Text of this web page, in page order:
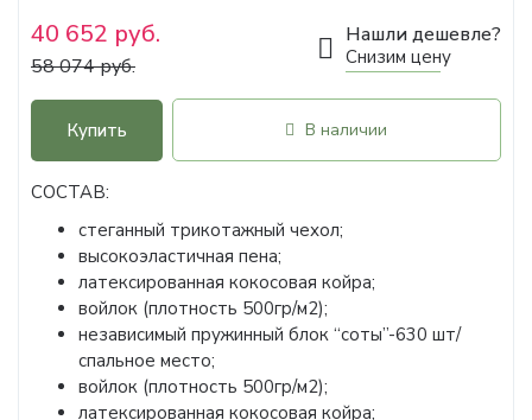
40 652 руб.
58 074 руб.
Нашли дешевле?
Снизим цену
Купить В наличии
СОСТАВ:
стеганный трикотажный чехол;
высокоэластичная пена;
латексированная кокосовая койра;
войлок (плотность 500гр/м2);
независимый пружинный блок “соты”-630 шт/
спальное место;
войлок (плотность 500гр/м2);
латексированная кокосовая койра;